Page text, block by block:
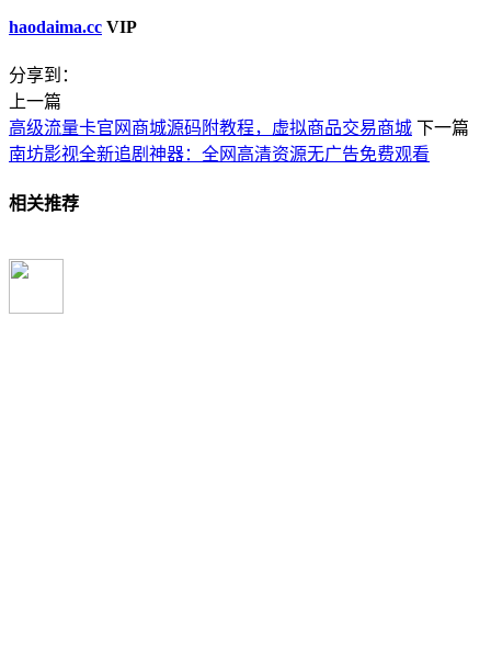
haodaima.cc VIP
分享到：
上一篇
高级流量卡官网商城源码附教程，虚拟商品交易商城 下一篇
南坊影视全新追剧神器：全网高清资源无广告免费观看
相关推荐